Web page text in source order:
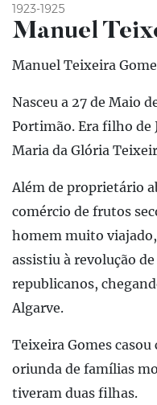
1923-1925
Manuel
Manuel Teixeira
Nasceu a 27 de Maio
Portimão. Era filho de
Maria da Glória
Além de proprietário
comércio de frutos
homem muito
assistiu à revolução
republicanos,
Algarve.
Teixeira Gomes casou
oriunda de famílias
tiveram duas filhas.